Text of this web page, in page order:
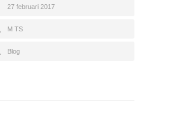
27 februari 2017
M TS
Blog